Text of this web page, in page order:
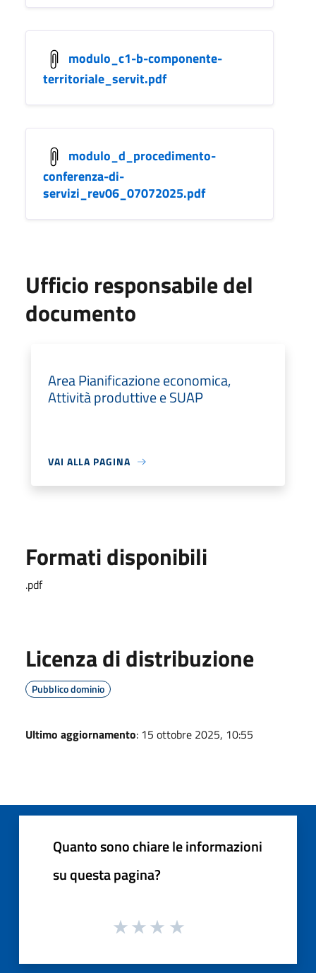
modulo_c1-b-componente-
territoriale_servit.pdf
modulo_d_procedimento-
conferenza-di-
servizi_rev06_07072025.pdf
Ufficio responsabile del
documento
Area Pianificazione economica,
Attività produttive e SUAP
VAI ALLA PAGINA
Formati disponibili
.pdf
Licenza di distribuzione
Pubblico dominio
Ultimo aggiornamento: 15 ottobre 2025, 10:55
Quanto sono chiare le informazioni
su questa pagina?